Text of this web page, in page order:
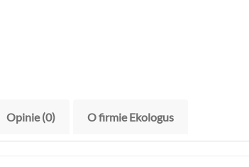
Opinie (0) O firmie Ekologus